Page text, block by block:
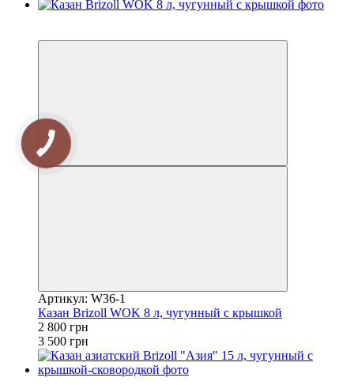
Артикул: W36-1
Казан Brizoll WOK 8 л, чугунный с крышкой
2 800 грн
3 500 грн